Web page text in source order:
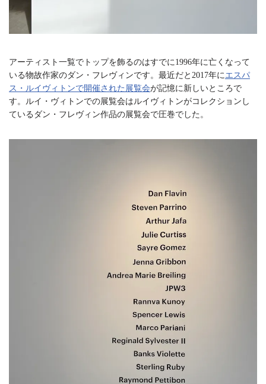
アーティスト一覧でトップを飾るのはすでに1996年に亡くなって
いる物故作家のダン・フレヴィンです。最近だと2017年に エスパ
ス・ルイヴィトンで開催された展覧会が記憶に新しいところで
す。ルイ・ヴィトンでの展覧会はルイヴィトンがコレクションし
ているダン・フレヴィン作品の展覧会で圧巻でした。